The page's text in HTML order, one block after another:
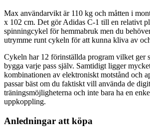
Max användarvikt är 110 kg och måtten i
x 102 cm. Det gör Adidas C-1 till en relativt
spinningcykel för hemmabruk men du
utrymme runt cykeln för att kunna kliva av
Cykeln har 12 förinställda program vilket ger
bygga varje pass själv. Samtidigt ligger
kombinationen av elektroniskt motstånd och
passar bäst om du faktiskt vill använda de
träningsmöjligheterna och inte bara ha en
uppkoppling.
Anledningar att köpa